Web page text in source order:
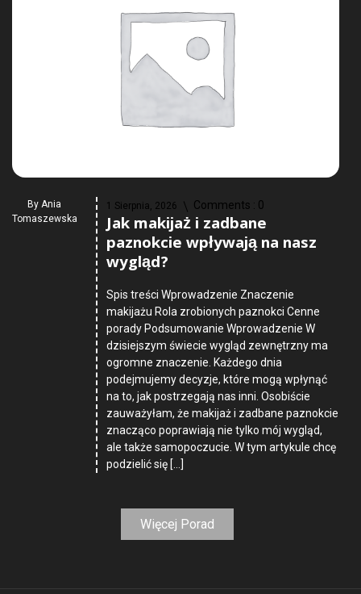
By Ania
Tomaszewska
1 Sierpnia, 2026 Comments : 0
Jak makijaż i zadbane
paznokcie wpływają na nasz
wygląd?
Spis treści Wprowadzenie Znaczenie
makijażu Rola zrobionych paznokci Cenne
porady Podsumowanie Wprowadzenie W
dzisiejszym świecie wygląd zewnętrzny ma
ogromne znaczenie. Każdego dnia
podejmujemy decyzje, które mogą wpłynąć
na to, jak postrzegają nas inni. Osobiście
zauważyłam, że makijaż i zadbane paznokcie
znacząco poprawiają nie tylko mój wygląd,
ale także samopoczucie. W tym artykule chcę
podzielić się […]
Więcej Porad